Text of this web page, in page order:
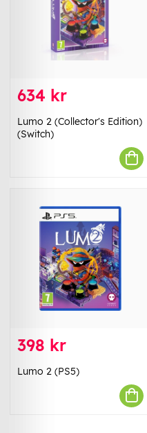
634 kr
Lumo 2 (Collector's Edition)
(Switch)
398 kr
Lumo 2 (PS5)